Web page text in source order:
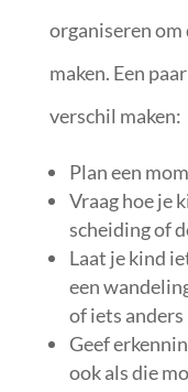
organiseren om
maken. Een
verschil maken:
Plan een
Vraag hoe je
scheiding of
Laat je kind
een
of iets anders
Geef
ook als die